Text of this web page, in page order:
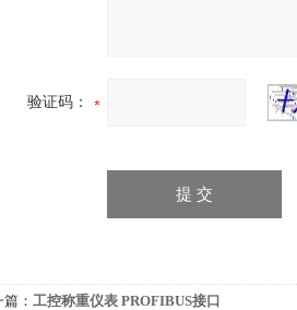
验证码：
： 工控称重仪表 PROFIBUS接口